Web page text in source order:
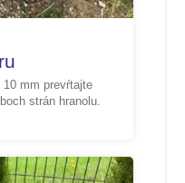
mm prevŕtajte
strán hranolu.